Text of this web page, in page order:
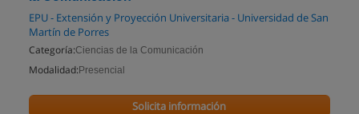
EPU - Extensión y Proyección Universitaria - Universidad de San
Martín de Porres
Categoría:Ciencias de la Comunicación
Modalidad: Presencial
Solicita información